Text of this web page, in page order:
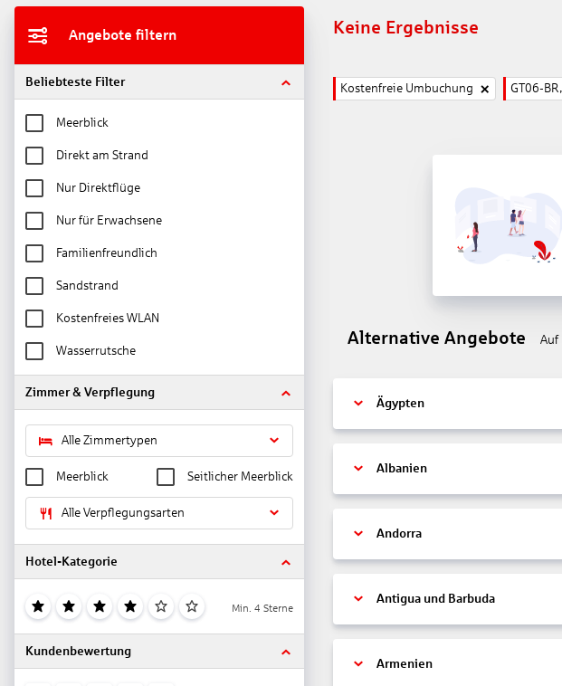
Angebote filtern
Beliebteste Filter
Meerblick
Direkt am Strand
Nur Direktflüge
Nur für Erwachsene
Familienfreundlich
Sandstrand
Kostenfreies WLAN
Wasserrutsche
Zimmer & Verpflegung
Alle Zimmertypen
Meerblick Seitlicher Meerblick
Alle Verpflegungsarten
Hotel-Kategorie
Min. 4 Sterne
Kundenbewertung
Keine Ergebnisse
Kostenfreie Umbuchung GT06-
Alternative Angebote Auf
Ägypten
Albanien
Andorra
Antigua und Barbuda
Armenien